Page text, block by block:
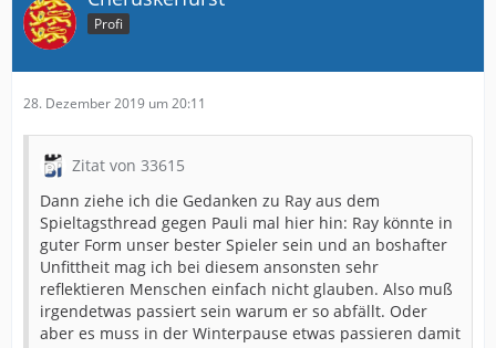
Profi
28. Dezember 2019 um 20:11
Zitat von 33615
Dann ziehe ich die Gedanken zu Ray aus dem
Spieltagsthread gegen Pauli mal hier hin: Ray könnte in
guter Form unser bester Spieler sein und an boshafter
Unfittheit mag ich bei diesem ansonsten sehr
reflektieren Menschen einfach nicht glauben. Also muß
irgendetwas passiert sein warum er so abfällt. Oder
aber es muss in der Winterpause etwas passieren damit